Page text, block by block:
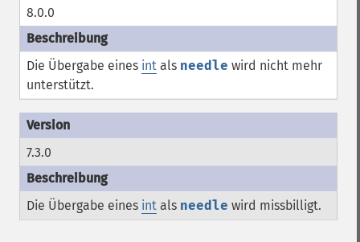
8.0.0
Die Übergabe eines int als needle wird nicht mehr
unterstützt.
7.3.0
Die Übergabe eines int als needle wird missbilligt.